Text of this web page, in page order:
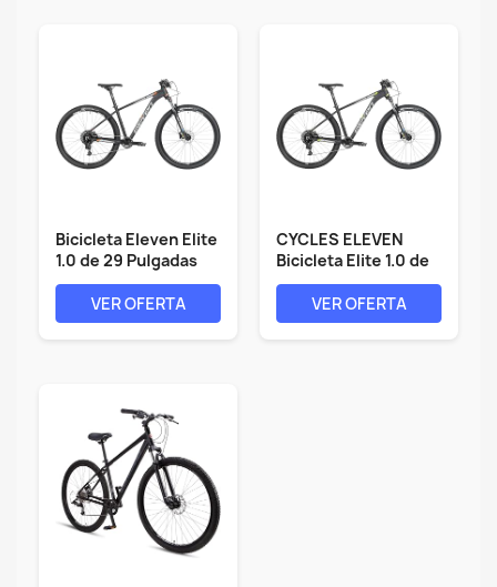
Bicicleta Eleven Elite
1.0 de 29 Pulgadas
2X9 V...
VER OFERTA
CYCLES ELEVEN
Bicicleta Elite 1.0 de
29...
VER OFERTA